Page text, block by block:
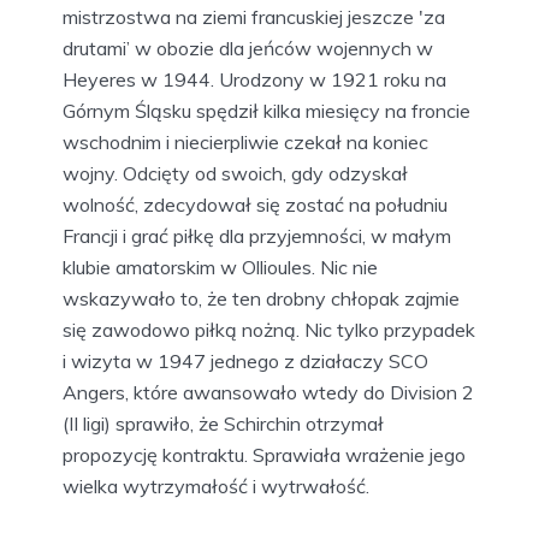
mistrzostwa na ziemi francuskiej jeszcze 'za
drutami’ w obozie dla jeńców wojennych w
Heyeres w 1944. Urodzony w 1921 roku na
Górnym Śląsku spędził kilka miesięcy na froncie
wschodnim i niecierpliwie czekał na koniec
wojny. Odcięty od swoich, gdy odzyskał
wolność, zdecydował się zostać na południu
Francji i grać piłkę dla przyjemności, w małym
klubie amatorskim w Ollioules. Nic nie
wskazywało to, że ten drobny chłopak zajmie
się zawodowo piłką nożną. Nic tylko przypadek
i wizyta w 1947 jednego z działaczy SCO
Angers, które awansowało wtedy do Division 2
(II ligi) sprawiło, że Schirchin otrzymał
propozycję kontraktu. Sprawiała wrażenie jego
wielka wytrzymałość i wytrwałość.